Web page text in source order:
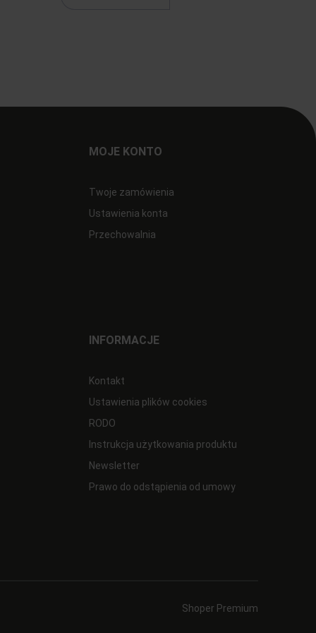
MOJE KONTO
Twoje zamówienia
Ustawienia konta
Przechowalnia
INFORMACJE
Kontakt
Ustawienia plików cookies
RODO
Instrukcja użytkowania produktu
Newsletter
Prawo do odstąpienia od umowy
Shoper Premium